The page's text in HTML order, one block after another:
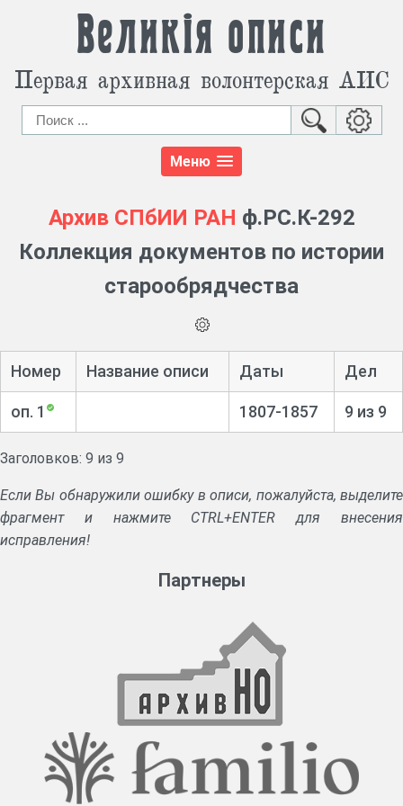
Великія описи
Первая архивная волонтерская АИС
Меню
Архив СПбИИ РАН ф.РС.К-292
Коллекция документов по истории
старообрядчества
Номер Название описи Даты Дел
оп. 1 1807-1857 9 из 9
Заголовков: 9 из 9
Если Вы обнаружили ошибку в описи, пожалуйста, выделите
фрагмент и нажмите CTRL+ENTER для внесения
исправления!
Партнеры